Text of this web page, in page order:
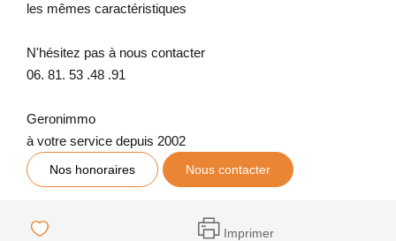
les mêmes caractéristiques
N'hésitez pas à nous contacter
06. 81. 53 .48 .91
Geronimmo
à votre service depuis 2002
Nos honoraires Nous contacter
Imprimer